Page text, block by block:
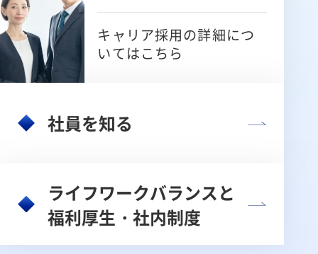
キャリア採用の詳細につ
いてはこちら
社員を知る
ライフワークバランスと
福利厚生・社内制度